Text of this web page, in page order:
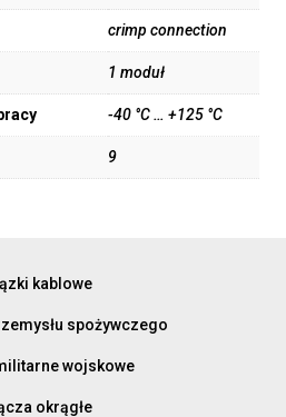
crimp connection
1 moduł
-40 °C … +125 °C
9
kablowe
spożywczego
wojskowe
okrągłe